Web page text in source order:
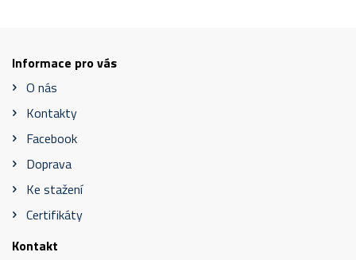
Informace pro vás
O nás
Kontakty
Facebook
Doprava
Ke stažení
Certifikáty
Kontakt